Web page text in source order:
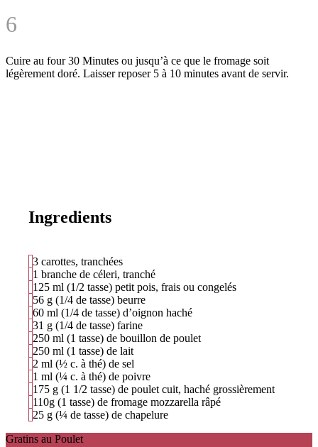
6
Cuire au four30 Minutes ou jusqu’à ce que le fromage soit
légèrement doré. Laisser reposer 5 à 10 minutes avant de servir.
Ingredients
3 carottes, tranchées
1 branche de céleri, tranché
125 ml (1/2 tasse) petit pois, frais ou congelés
56 g (1/4 de tasse) beurre
60 ml (1/4 de tasse) d’oignon haché
31 g (1/4 de tasse) farine
250 ml (1 tasse) de bouillon de poulet
250 ml (1 tasse) de lait
2 ml (½ c. à thé) de sel
1 ml (¼ c. à thé) de poivre
175 g (1 1/2 tasse) de poulet cuit, haché grossièrement
110g (1 tasse) de fromage mozzarella râpé
25 g (¼ de tasse) de chapelure
Gratins au Poulet